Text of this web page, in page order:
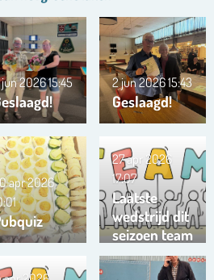
202615:45
Geslaagd!
2 jun 202615:43
apr 2026
Laatste
wedstrijd dit
seizoen team
Trianta 01
27 apr 2026
17:07